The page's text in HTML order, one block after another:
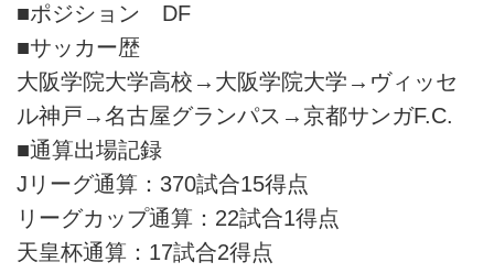
■ポジション DF
■サッカー歴
大阪学院大学高校→大阪学院大学→ヴィッセ
ル神戸→名古屋グランパス→京都サンガF.C.
■通算出場記録
Jリーグ通算：370試合15得点
リーグカップ通算：22試合1得点
天皇杯通算：17試合2得点